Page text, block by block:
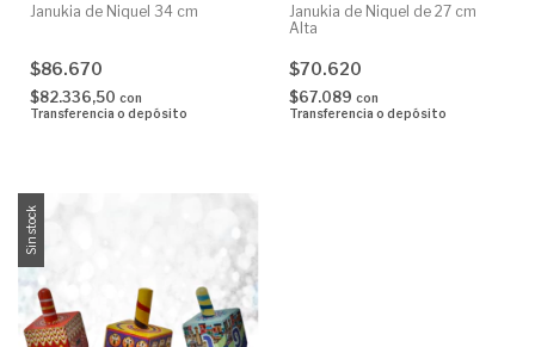
Janukia de Niquel 34 cm
$86.670
$82.336,50 con
Transferencia o depósito
Janukia de Niquel de 27 cm
Alta
$70.620
$67.089 con
Transferencia o depósito
Sin stock